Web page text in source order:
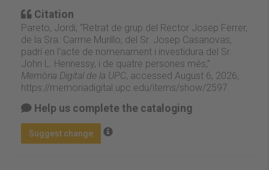
Citation
Pareto, Jordi, “Retrat de grup del Rector Josep Ferrer,
de la Sra. Carme Murillo, del Sr. Josep Casanovas,
padrí en l'acte de nomenament i investidura del Sr.
John L. Hennessy, i de quatre persones més,”
Memòria Digital de la UPC, accessed August 6, 2026,
https://memoriadigital.upc.edu/items/show/2597
Help us complete the cataloging
Suggest change